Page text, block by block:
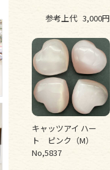
参考上代 3,000円
キャッツアイ ハー
ト ピンク（M）
No,5837